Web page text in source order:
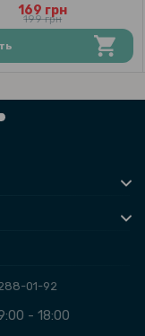
для Google
для Google Pixel
169 грн
199 грн
01-92
- 18:00